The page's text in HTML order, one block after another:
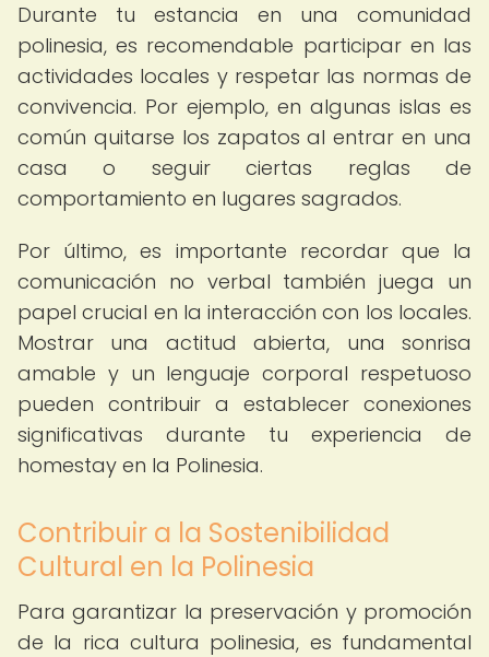
Durante tu estancia en una comunidad
polinesia, es recomendable participar en las
actividades locales y respetar las normas de
convivencia. Por ejemplo, en algunas islas es
común quitarse los zapatos al entrar en una
casa o seguir ciertas reglas de
comportamiento en lugares sagrados.
Por último, es importante recordar que la
comunicación no verbal también juega un
papel crucial en la interacción con los locales.
Mostrar una actitud abierta, una sonrisa
amable y un lenguaje corporal respetuoso
pueden contribuir a establecer conexiones
significativas durante tu experiencia de
homestay en la Polinesia.
Contribuir a la Sostenibilidad
Cultural en la Polinesia
Para garantizar la preservación y promoción
de la rica cultura polinesia, es fundamental